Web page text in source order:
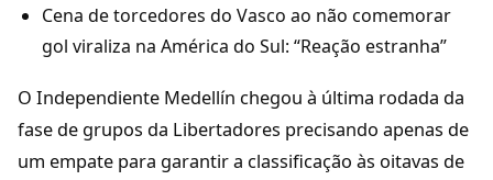
Cena de torcedores do Vasco ao não comemorar
gol viraliza na América do Sul: “Reação estranha”
O Independiente Medellín chegou à última rodada da
fase de grupos da Libertadores precisando apenas de
um empate para garantir a classificação às oitavas de